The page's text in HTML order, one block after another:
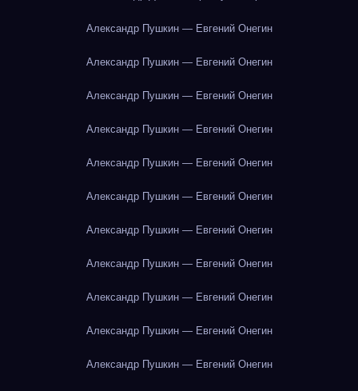
Александр Пушкин — Евгений Онегин
Александр Пушкин — Евгений Онегин
Александр Пушкин — Евгений Онегин
Александр Пушкин — Евгений Онегин
Александр Пушкин — Евгений Онегин
Александр Пушкин — Евгений Онегин
Александр Пушкин — Евгений Онегин
Александр Пушкин — Евгений Онегин
Александр Пушкин — Евгений Онегин
Александр Пушкин — Евгений Онегин
Александр Пушкин — Евгений Онегин